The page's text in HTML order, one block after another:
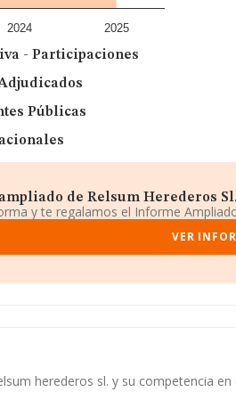
2024 2025
- Participaciones
Públicas
de Relsum Herederos Sl.
y te regalamos el Informe
VER
herederos sl. y su competencia